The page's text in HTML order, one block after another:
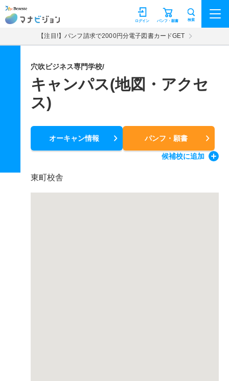
マナビジョン パンフ・願書
ログイン 検索
【注目!】パンフ請求で2000円分電子図書カードGET
穴吹ビジネス専門学校/
キャンパス(地図・アクセ
ス)
オーキャン情報 パンフ・願書
候補校に追加
東町校舎